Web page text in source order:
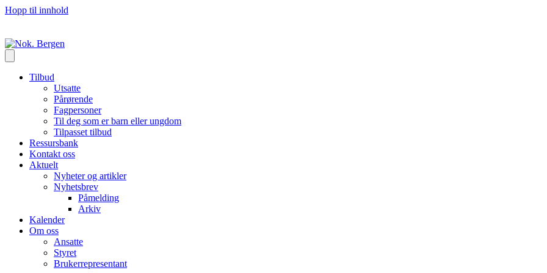
Hopp til innhold
Tilbud
Utsatte
Pårørende
Fagpersoner
Til deg som er barn eller ungdom
Tilpasset tilbud
Ressursbank
Kontakt oss
Aktuelt
Nyheter og artikler
Nyhetsbrev
Påmelding
Arkiv
Kalender
Om oss
Ansatte
Styret
Brukerrepresentant